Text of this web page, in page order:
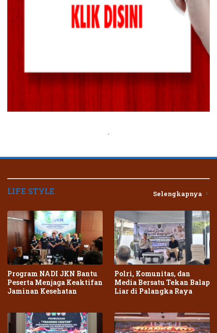
.
LIFE STYLE Selengkapnya
Program NADI JKN Bantu
Peserta Menjaga Keaktifan
Jaminan Kesehatan
Polri, Komunitas, dan
Media Bersatu Tekan Balap
Liar di Palangka Raya